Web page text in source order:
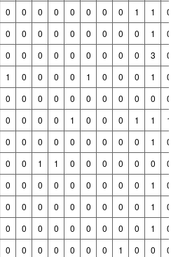
0 0 0 0 0 0 0 0 1 1
0
0 0 0 0 0 0 0 0 0 1
0
0 0 0 0 0 0 0 0 0 3
0
1 0 0 0 0 1 0 0 0 1
0
0 0 0 0 0 0 0 0 0 0
0
0 0 0 0 1 0 0 0 1 1
1
0 0 0 0 0 0 0 0 0 1
0
0 0 1 1 0 0 0 0 0 0
0
0 0 0 0 0 0 0 0 0 1
0
0 0 0 0 0 0 0 0 0 1
0
0 0 0 0 0 0 0 0 0 1
0
0 0 0 0 0 0 0 1 0 0
0